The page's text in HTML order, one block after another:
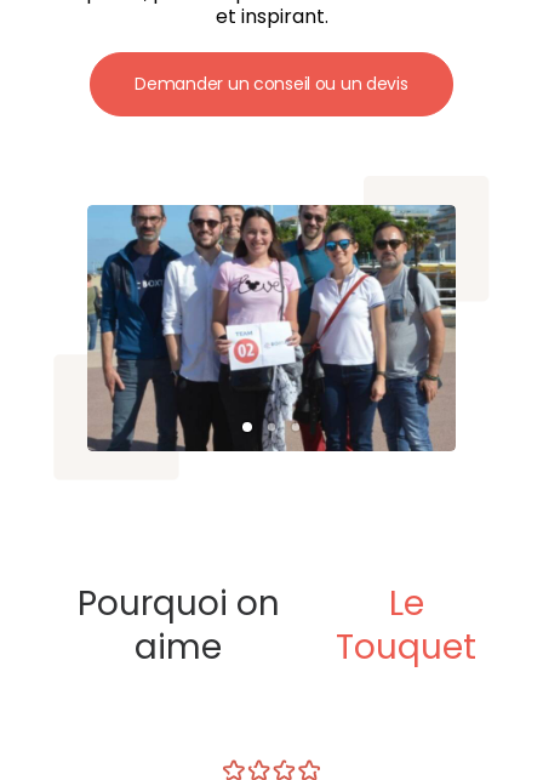
et inspirant.
Demander un conseil ou un devis
Pourquoi on
aime
Le
Touquet